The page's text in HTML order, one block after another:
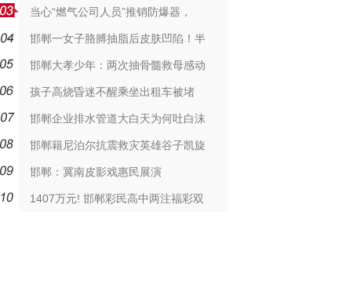
当心“燃气公司人员”推销防爆器，
邯郸一女子胳膊抽脂后皮肤凹陷！半
邯郸大孝少年：两次抽骨髓救母感动
孩子高烧昏迷不醒乘坐出租车被堵
邯郸企业排水管道大白天为何吐白沫
邯郸籍尼泊尔抗震救灾英雄谷子凯旋
邯郸：冀南皮影戏惠民展演
1407万元! 邯郸彩民高中两注福彩双